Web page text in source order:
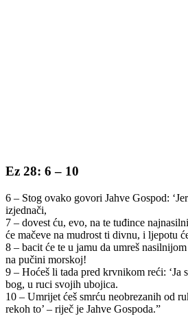
Ez 28: 6 – 10
6 – Stog ovako govori Jahve Gospod:
izjednači,
7 – dovest ću, evo, na te tuđince
će mačeve na mudrost ti divnu, i ljepotu
8 – bacit će te u jamu da umreš
na pučini morskoj!
9 – Hoćeš li tada pred krvnikom reći: ‘Ja
bog, u ruci svojih ubojica.
10 – Umrijet ćeš smrću neobrezanih od
rekoh to’ – riječ je Jahve Gospoda.”